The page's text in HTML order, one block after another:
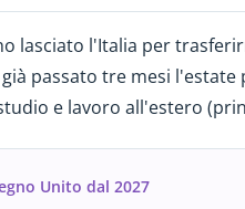
lasciato l'Italia per
passato tre mesi
e lavoro all'estero
Unito dal 2027